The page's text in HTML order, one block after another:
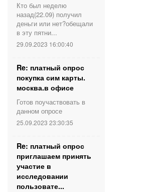
Кто был неделю
назад(22.09) получил
деньги или нет?обещали
в эту пятни...
29.09.2023 16:00:40
Re: платный опрос
покупка сим карты.
москва.в офисе
Готов поучаствовать в
данном опросе
25.09.2023 23:30:35
Re: платный опрос
приглашаем принять
участие в
исследовании
пользовате...